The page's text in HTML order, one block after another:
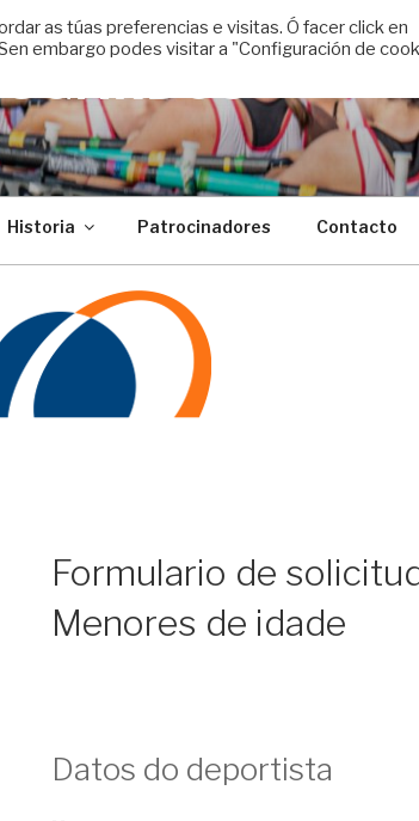
Historia Patrocinadores Contacto
Formulario de
Menores de idade
Datos do deportista
as túas preferencias e visitas. Ó facer click en
embargo podes visitar a "Configuración de